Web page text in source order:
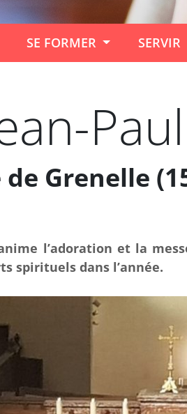
SE FORMER SERVIR
Grenelle
l’adoration et la
spirituels dans l’année.